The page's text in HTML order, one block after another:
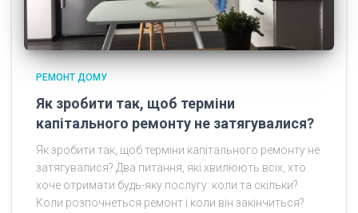
РЕМОНТ ДОМУ
Як зробити так, щоб терміни
капітального ремонту не затягувалися?
Як зробити так, щоб терміни капітального ремонту не
затягувалися? Два питання, які хвилюють всіх, хто
хоче отримати будь-яку послугу: коли та скільки?
Коли розпочнеться ремонт і коли він закінчиться?